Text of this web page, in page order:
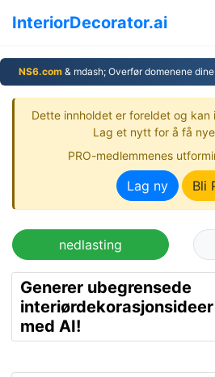
InteriorDecorator.ai
NS6.com& mdash; Overfør domenene
Dette innholdet er foreldet og kan
Lag et nytt for å få
PRO-medlemmenes
Lag ny Bli
nedlasting
Generer ubegrensede
interiørdekorasjonsideer
med AI!